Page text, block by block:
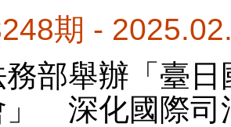
期 -
務部舉辦「臺
」 深化國際司